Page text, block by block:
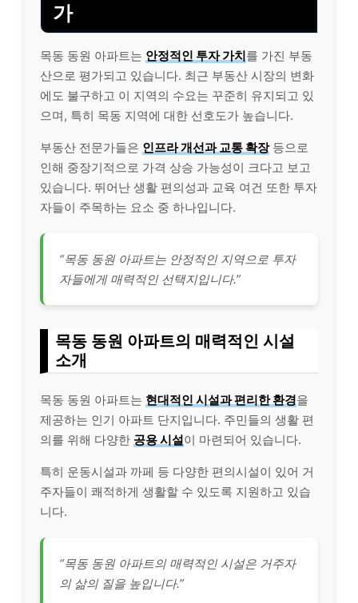
가
목동 동원 아파트는 안정적인 투자 가치를 가진 부동
산으로 평가되고 있습니다. 최근 부동산 시장의 변화
에도 불구하고 이 지역의 수요는 꾸준히 유지되고 있
으며, 특히 목동 지역에 대한 선호도가 높습니다.
부동산 전문가들은 인프라 개선과 교통 확장등으로
인해 중장기적으로 가격 상승 가능성이 크다고 보고
있습니다. 뛰어난 생활 편의성과 교육 여건 또한 투자
자들이 주목하는 요소 중 하나입니다.
“목동 동원 아파트는 안정적인 지역으로 투자
자들에게 매력적인 선택지입니다.”
목동 동원 아파트의 매력적인 시설
소개
목동 동원 아파트는 현대적인 시설과 편리한 환경을
제공하는 인기 아파트 단지입니다. 주민들의 생활 편
의를 위해 다양한 공용 시설이 마련되어 있습니다.
특히 운동시설과 까페 등 다양한 편의시설이 있어 거
주자들이 쾌적하게 생활할 수 있도록 지원하고 있습
니다.
“목동 동원 아파트의 매력적인 시설은 거주자
의 삶의 질을 높입니다.”